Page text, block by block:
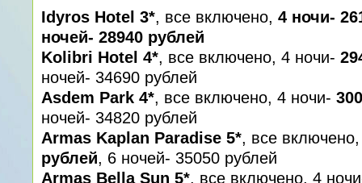
Idyros Hotel 3*, все включено, 4 ночи-
ночей- 28940 рублей
Kolibri Hotel 4*, все включено, 4 ночи-
ночей- 34690 рублей
Asdem Park 4*, все включено, 4 ночи-
ночей- 34820 рублей
Armas Kaplan Paradise 5*, все
рублей, 6 ночей- 35050 рублей
Armas Bella Sun 5*, все включено, 4